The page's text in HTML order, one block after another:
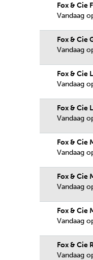
Fox & Cie
Vandaag
Fox & Cie
Vandaag
Fox & Cie
Vandaag
Fox & Cie
Vandaag
Fox & Cie
Vandaag
Fox & Cie
Vandaag
Fox & Cie
Vandaag
Fox & Cie
Vandaag